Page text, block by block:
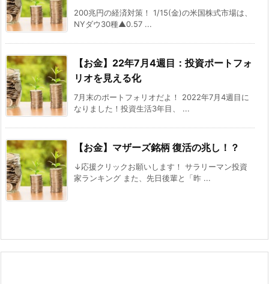
200兆円の経済対策！ 1/15(金)の米国株式市場は、
NYダウ30種▲0.57 ...
【お金】22年7月4週目：投資ポートフォ
リオを見える化
7月末のポートフォリオだよ！ 2022年7月4週目に
なりました！投資生活3年目、 ...
【お金】マザーズ銘柄 復活の兆し！？
↓応援クリックお願いします！ サラリーマン投資
家ランキング また、先日後輩と「昨 ...